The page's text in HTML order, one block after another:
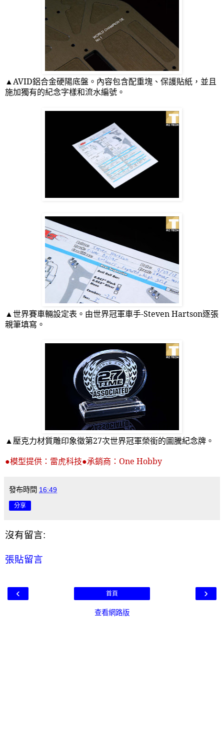
▲AVID鋁合金硬陽底盤。內容包含配重塊、保護貼紙，並且
施加獨有的紀念字樣和流水編號。
▲世界賽車輛設定表。由世界冠軍車手-Steven Hartson逐張
親筆填寫。
▲壓克力材質雕印象徵第27次世界冠軍榮銜的圖騰紀念牌。
●模型提供：雷虎科技●承銷商： One Hobby
發布時間 16:49
分享
沒有留言:
張貼留言
‹ ›
首頁
查看網路版